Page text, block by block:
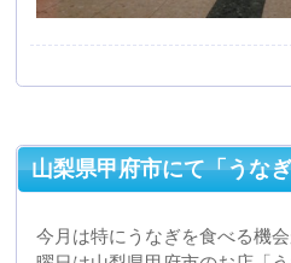
ました。
実はここのお店の社長は自分と
さんで以前からネットで拝見し
が、最近Facebookで知り合い
してお会いしてきました。
うなぎ好きの自分と同姓同名の
名前を見たときにはとても不思